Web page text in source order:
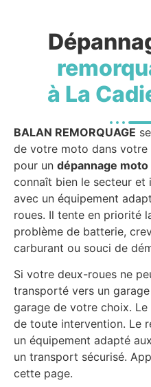
à La
BALAN REMORQUAGE
de votre moto dans votre
pour un dépannage moto
connaît bien le secteur
avec un équipement
roues. Il tente en priorité
problème de batterie,
carburant ou souci de
Si votre deux-roues ne
transporté vers un
garage de votre choix.
de toute intervention. Le
un équipement adapté
un transport sécurisé.
cette page.